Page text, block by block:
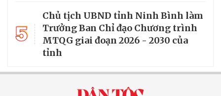
5
Chủ tịch UBND tỉnh Ninh Bình làm
Trưởng Ban Chỉ đạo Chương trình
MTQG giai đoạn 2026 - 2030 của
tỉnh